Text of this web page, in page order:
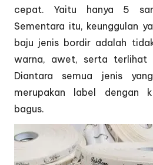
cepat. Yaitu hanya 5
Sementara itu, keunggulan
baju jenis bordir adalah
warna, awet, serta terlihat
Diantara semua jenis
merupakan label dengan
bagus.